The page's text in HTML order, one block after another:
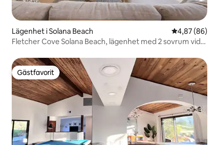
Lägenhet i Solana Beach 4,87 av 5 i
4,87 (86)
Fletcher Cove Solana Beach, lägenhet med 2 sovrum vid
Gästfavorit
Gästfavorit